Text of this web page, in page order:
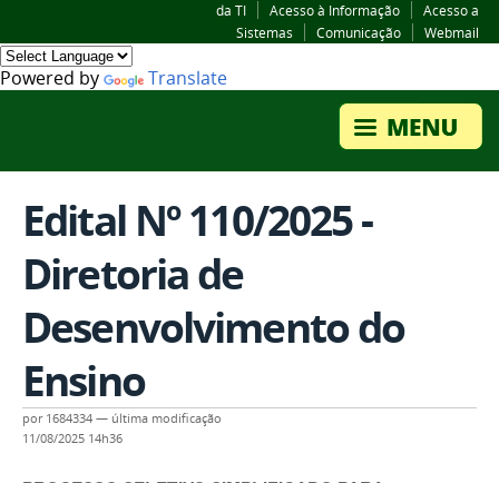
da TI
Acesso à Informação
Acesso a
Sistemas
Comunicação Webmail
Powered by Translate
Edital Nº 110/2025 -
Diretoria de
Desenvolvimento do
Ensino
por 1684334 — última modificação
11/08/2025 14h36